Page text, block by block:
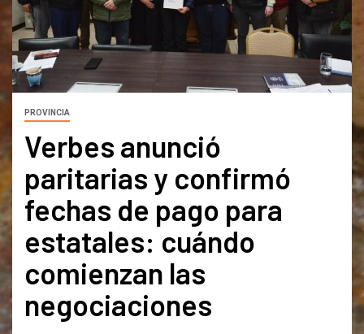
PROVINCIA
Verbes anunció
paritarias y confirmó
fechas de pago para
estatales: cuándo
comienzan las
negociaciones